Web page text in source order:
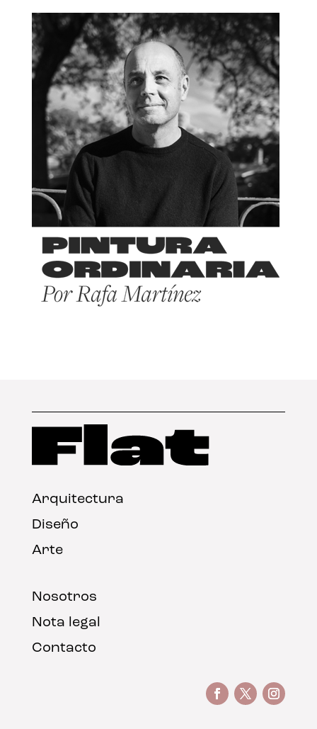
Arquitectura
Diseño
Arte
Nosotros
Nota legal
Contacto